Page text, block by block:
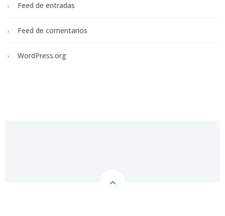
Feed de entradas
Feed de comentarios
WordPress.org